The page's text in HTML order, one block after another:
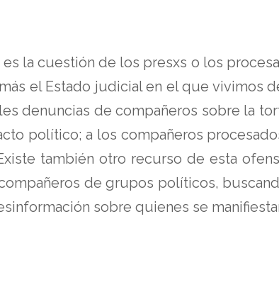
la cuestión de los presxs o los
el Estado judicial en el que vivimos
denuncias de compañeros sobre la
político; a los compañeros
también otro recurso de esta
de grupos políticos,
sobre quienes se